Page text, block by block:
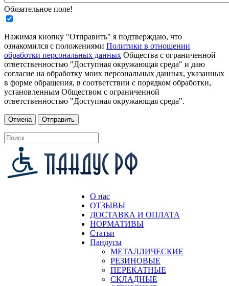
Обязательное поле!
Нажимая кнопку "Отправить" я подтверждаю, что
ознакомился с положениями Политики в отношении
обработки персональных данных Общества с ограниченной
ответственностью "Доступная окружающая среда" и даю
согласие на обработку моих персональных данных, указанных
в форме обращения, в соответствии с порядком обработки,
установленным Обществом с ограниченной
ответственностью "Доступная окружающая среда".
О нас
ОТЗЫВЫ
ДОСТАВКА И ОПЛАТА
НОРМАТИВЫ
Статьи
Пандусы
МЕТАЛЛИЧЕСКИЕ
РЕЗИНОВЫЕ
ПЕРЕКАТНЫЕ
СКЛАДНЫЕ